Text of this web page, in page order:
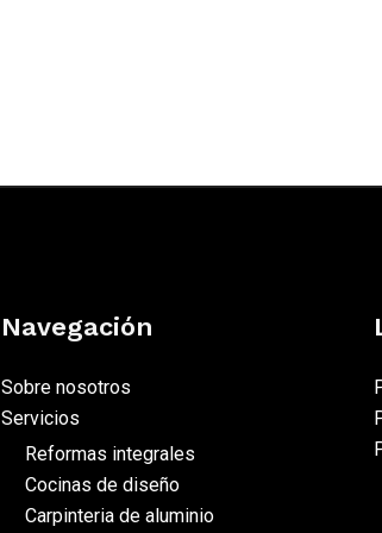
Navegación
Sobre nosotros
Servicios
Reformas integrales
Cocinas de diseño
Carpinteria de aluminio